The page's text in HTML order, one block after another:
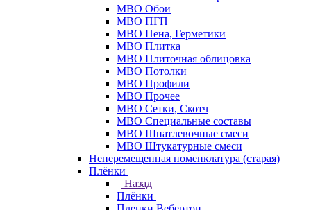
МВО Обои
МВО ПГП
МВО Пена, Герметики
МВО Плитка
МВО Плиточная облицовка
МВО Потолки
МВО Профили
МВО Прочее
МВО Сетки, Скотч
МВО Специальные составы
МВО Шпатлевочные смеси
МВО Штукатурные смеси
Неперемещенная номенклатура (старая)
Плёнки
Назад
Плёнки